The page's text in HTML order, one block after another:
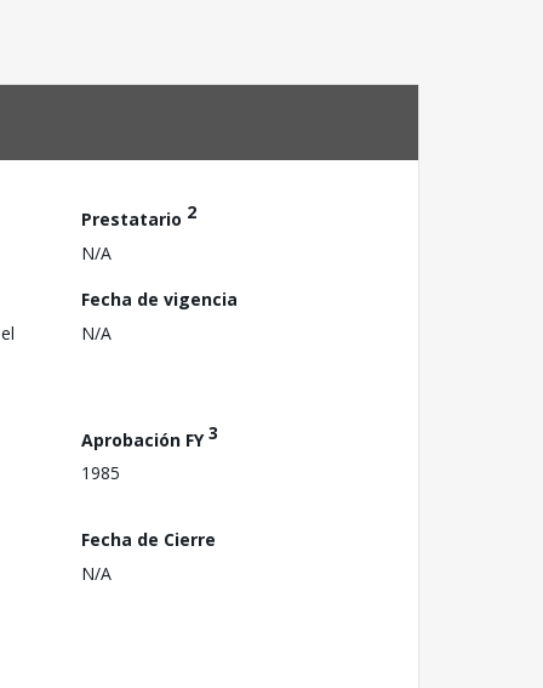
Prestatario 2
N/A
Fecha de vigencia
N/A
Aprobación FY3
1985
Fecha de Cierre
N/A